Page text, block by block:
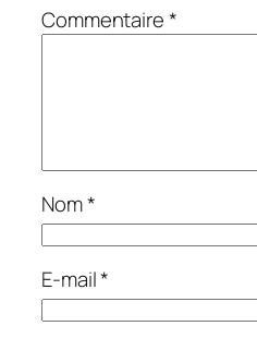
Commentaire*
Nom*
E-mail*